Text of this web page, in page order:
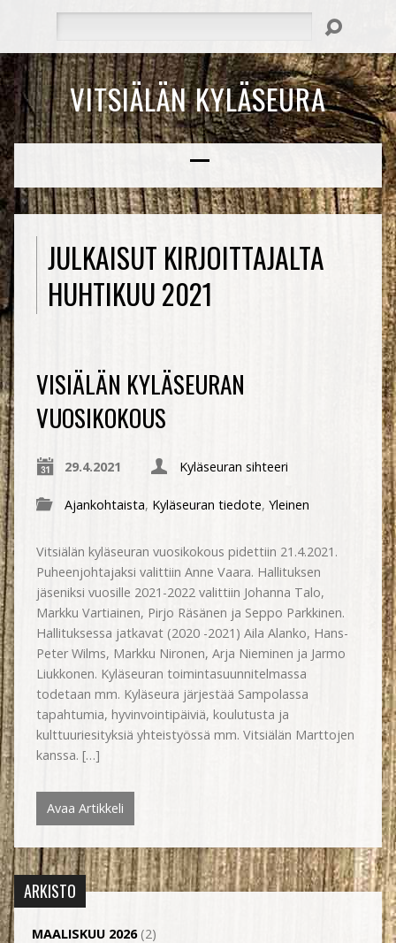
VITSIÄLÄN KYLÄSEURA
JULKAISUT KIRJOITTAJALTA
HUHTIKUU 2021
VISIÄLÄN KYLÄSEURAN
VUOSIKOKOUS
29.4.2021 Kyläseuran sihteeri
Ajankohtaista, Kyläseuran tiedote, Yleinen
Vitsiälän kyläseuran vuosikokous pidettiin 21.4.2021.
Puheenjohtajaksi valittiin Anne Vaara. Hallituksen
jäseniksi vuosille 2021-2022 valittiin Johanna Talo,
Markku Vartiainen, Pirjo Räsänen ja Seppo Parkkinen.
Hallituksessa jatkavat (2020 -2021) Aila Alanko, Hans-
Peter Wilms, Markku Nironen, Arja Nieminen ja Jarmo
Liukkonen. Kyläseuran toimintasuunnitelmassa
todetaan mm. Kyläseura järjestää Sampolassa
tapahtumia, hyvinvointipäiviä, koulutusta ja
kulttuuriesityksiä yhteistyössä mm. Vitsiälän Marttojen
kanssa. […]
Avaa Artikkeli
ARKISTO
MAALISKUU 2026(2)